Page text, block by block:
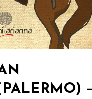
–